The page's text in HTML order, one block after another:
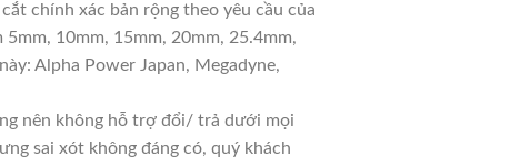
chính xác bản rộng theo yêu cầu của
10mm, 15mm, 20mm, 25.4mm,
Alpha Power Japan, Megadyne,
nên không hỗ trợ đổi/ trả dưới mọi
sai xót không đáng có, quý khách